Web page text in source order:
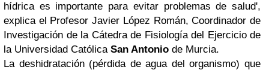
hídrica es importante para evitar problemas de salud',
explica el Profesor Javier López Román, Coordinador de
Investigación de la Cátedra de Fisiología del Ejercicio de
la Universidad Católica San Antonio de Murcia.
La deshidratación (pérdida de agua del organismo) que